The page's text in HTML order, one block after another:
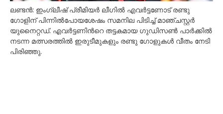
ലണ്ടൻ: ഇംഗ്ലീഷ് പ്രീമിയർ ലീഗിൽ എവർട്ടണോട് രണ്ടു
ഗോളിന് പിന്നിൽപോയശേഷം സമനില പിടിച്ച് മാഞ്ചസ്റ്റർ
യുനൈറ്റഡ്. എവർട്ടണിന്‍റെ തട്ടകമായ ഗുഡിസൺ പാർക്കിൽ
നടന്ന മത്സരത്തിൽ ഇരുടീമുകളും രണ്ടു ഗോളുകൾ വീതം നേടി
പിരിഞ്ഞു.